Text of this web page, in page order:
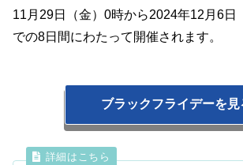
11月29日（金）0時から2024年12月6日
での8日間にわたって開催されます。
ブラックフライデーを見